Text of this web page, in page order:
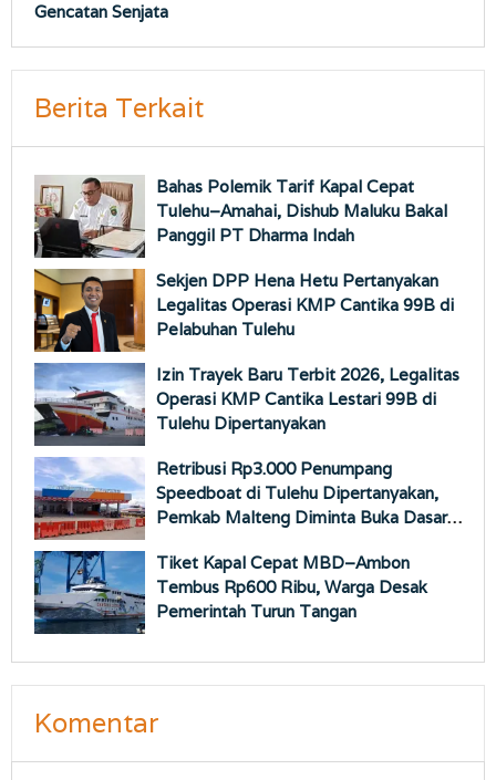
Gencatan Senjata
Berita Terkait
Bahas Polemik Tarif Kapal Cepat
Tulehu–Amahai, Dishub Maluku Bakal
Panggil PT Dharma Indah
Sekjen DPP Hena Hetu Pertanyakan
Legalitas Operasi KMP Cantika 99B di
Pelabuhan Tulehu
Izin Trayek Baru Terbit 2026, Legalitas
Operasi KMP Cantika Lestari 99B di
Tulehu Dipertanyakan
Retribusi Rp3.000 Penumpang
Speedboat di Tulehu Dipertanyakan,
Pemkab Malteng Diminta Buka Dasar
Tiket Kapal Cepat MBD–Ambon
Tembus Rp600 Ribu, Warga Desak
Pemerintah Turun Tangan
Komentar